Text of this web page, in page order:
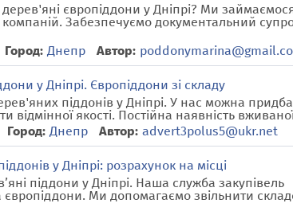
європіддони у Дніпрі? Ми
компаній. Забезпечуємо документальний
Город: Днепр Автор:
у Дніпрі. Європіддони зі складу
піддонів у Дніпрі. У нас можна
відмінної якості. Постійна наявність
Город: Днепр Автор: advert3polus5@ukr.net
у Дніпрі: розрахунок на місці
піддони у Дніпрі. Наша служба закупівель
Ми допомагаємо звільнити